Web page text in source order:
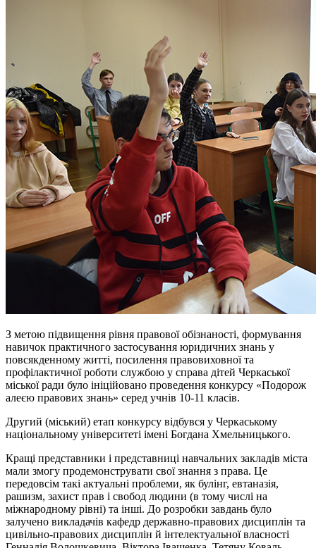
З метою підвищення рівня правової обізнаності, формування
навичок практичного застосування юридичних знань у
повсякденному житті, посилення правовиховної та
профілактичної роботи службою у справа дітей Черкаської
міської ради було ініційовано проведення конкурсу «Подорож
алеєю правових знань» серед учнів 10-11 класів.
Другий (міський) етап конкурсу відбувся у Черкаському
національному університеті імені Богдана Хмельницького.
Кращі представники і представниці навчальних закладів міста
мали змогу продемонструвати свої знання з права. Це
передовсім такі актуальні проблеми, як булінг, евтаназія,
рашизм, захист прав і свобод людини (в тому числі на
міжнародному рівні) та інші. До розробки завдань було
залучено викладачів кафедр державно-правових дисциплін та
цивільно-правових дисциплін й інтелектуальної власності